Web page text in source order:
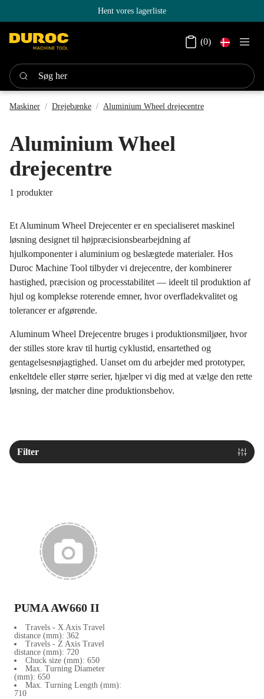
Hent vores lagerliste
(0) Danish
Søg her
Maskiner Drejebænke Aluminium Wheel drejecentre
Aluminium Wheel
drejecentre
1 produkter
Et Aluminum Wheel Drejecenter er en specialiseret maskinel
løsning designet til højpræcisionsbearbejdning af
hjulkomponenter i aluminium og beslægtede materialer. Hos
Duroc Machine Tool tilbyder vi drejecentre, der kombinerer
hastighed, præcision og processtabilitet — ideelt til produktion af
hjul og komplekse roterende emner, hvor overfladekvalitet og
tolerancer er afgørende.
Aluminum Wheel Drejecentre bruges i produktionsmiljøer, hvor
der stilles store krav til hurtig cyklustid, ensartethed og
gentagelsesnøjagtighed. Uanset om du arbejder med prototyper,
enkeltdele eller større serier, hjælper vi dig med at vælge den rette
løsning, der matcher dine produktionsbehov.
Filter
PUMA AW660 II
Travels - X Axis Travel
distance (mm): 362
Travels - Z Axis Travel
distance (mm): 720
Chuck size (mm): 650
Max. Turning Diameter
(mm): 650
Max. Turning Length (mm):
710